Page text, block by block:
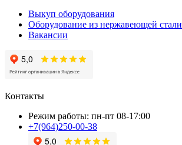
Выкуп оборудования
Оборудование из нержавеющей стали
Вакансии
Контакты
Режим работы: пн-пт 08-17:00
+7(964)250-00-38